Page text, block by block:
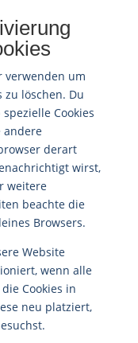
verwenden um
zu löschen. Du
Cookies
andere
derart
wirst,
weitere
beachte die
Browsers.
Website
wenn alle
Cookies in
neu platziert,